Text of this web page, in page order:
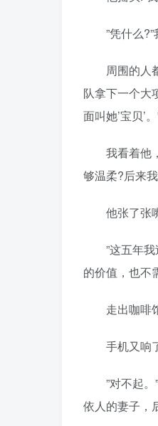
”凭什么?”
周围的人都
队拿下一个大
面叫她’宝贝’。
我看着他，
够温柔?后来
他张了张嘴
”这五年我
的价值，也不
走出咖啡馆
手机又响了
”对不起。”
依人的妻子，